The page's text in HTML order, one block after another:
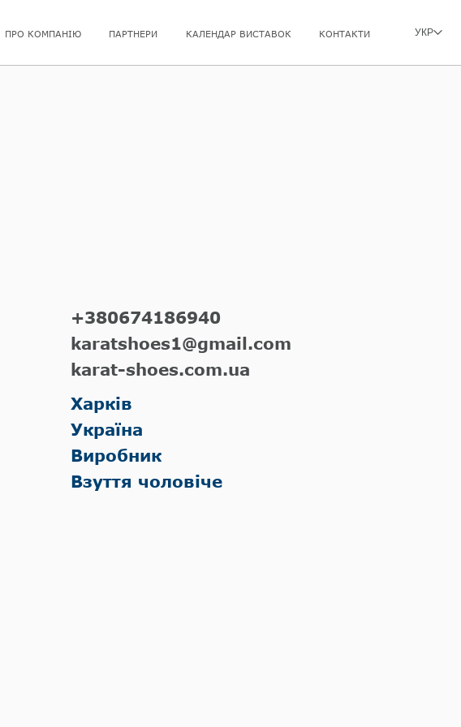
ПРО КОМПАНІЮ ПАРТНЕРИ КАЛЕНДАР ВИСТАВОК КОНТАКТИ УКР
+380674186940
karatshoes1@gmail.com
karat-shoes.com.ua
Харків
Україна
Виробник
Взуття чоловіче